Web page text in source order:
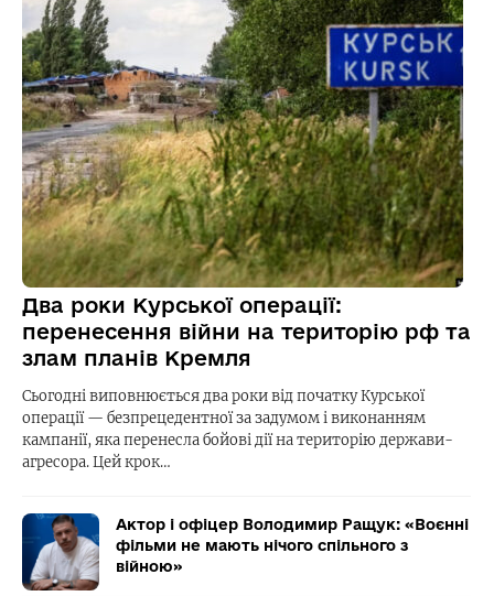
Два роки Курської операції:
перенесення війни на територію рф та
злам планів Кремля
Сьогодні виповнюється два роки від початку Курської
операції — безпрецедентної за задумом і виконанням
кампанії, яка перенесла бойові дії на територію держави-
агресора. Цей крок…
Актор і офіцер Володимир Ращук: «Воєнні
фільми не мають нічого спільного з
війною»